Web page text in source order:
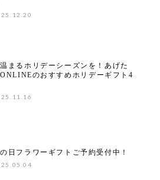
まるホリデーシーズンを！あげた
のおすすめホリデーギフト4
日フラワーギフトご予約受付中！